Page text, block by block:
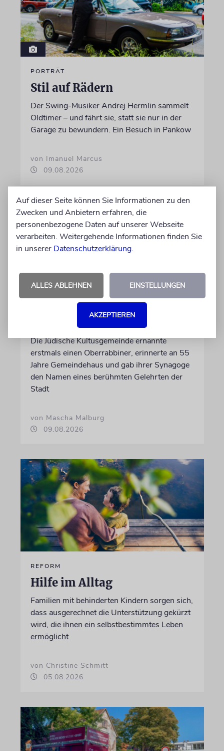
PORTRÄT
Stil auf Rädern
Der Swing-Musiker Andrej Hermlin sammelt
Oldtimer – und fährt sie, statt sie nur in der
Garage zu bewundern. Ein Besuch in Pankow
von Imanuel Marcus
09.08.2026
Altes Amt mit Zukunft
Die Jüdische Kultusgemeinde ernannte
erstmals einen Oberrabbiner, erinnerte an 55
Jahre Gemeindehaus und gab ihrer Synagoge
den Namen eines berühmten Gelehrten der
Stadt
von Mascha Malburg
09.08.2026
REFORM
Hilfe im Alltag
Familien mit behinderten Kindern sorgen sich,
dass ausgerechnet die Unterstützung gekürzt
wird, die ihnen ein selbstbestimmtes Leben
ermöglicht
von Christine Schmitt
05.08.2026
Auf dieser Seite können Sie Informationen zu den
Zwecken und Anbietern erfahren, die
personenbezogene Daten auf unserer Webseite
verarbeiten. Weitergehende Informationen finden Sie
in unserer Datenschutzerklärung.
ALLES ABLEHNEN EINSTELLUNGEN
AKZEPTIEREN